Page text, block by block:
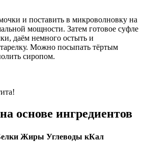
и поставить в микроволновку на
мощности. Затем готовое суфле
даём немного остыть и
Можно посыпать тёртым
сиропом.
основе ингредиентов
Жиры Углеводы кКал